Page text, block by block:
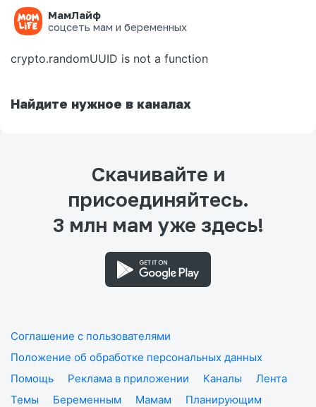
МамЛайф
соцсеть мам и беременных
Ошибка на странице
crypto.randomUUID is not a function
Найдите нужное в каналах
Скачивайте и
присоединяйтесь.
3 млн мам уже здесь!
Соглашение с пользователями
Положение об обработке персональных данных
Помощь
Реклама в приложении Каналы
Лента
Темы
Беременным Мамам
Планирующим